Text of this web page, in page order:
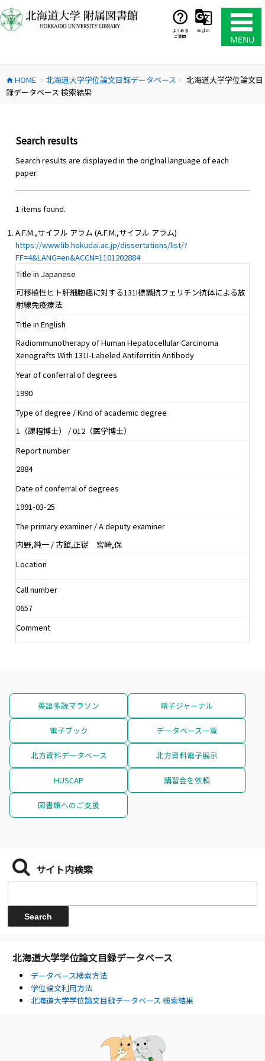
ン
テ
ス
キ
よくある
ご質問
English
home HOME chevron_right 北海道大学学位論文目録データベース chevron_right
北海道大学学位論文目
録データベース 検索結果
Search results
Search results are displayed in the origlnal language of each
paper.
1 items found.
A.F.M.,サイフル アラム (A.F.M.,サイフル アラム)
https://www.lib.hokudai.ac.jp/dissertations/list/?
FF=4&LANG=en&ACCN=1101202884
Title in Japanese
可移植性ヒト肝細胞癌に対する131I標識抗フェリチン抗体による放
射線免疫療法
Title in English
Radiommunotherapy of Human Hepatocellular Carcinoma
Xenografts With 131I-Labeled Antiferritin Antibody
Year of conferral of degrees
1990
Type of degree / Kind of academic degree
1（課程博士） / 012（医学博士）
Report number
2884
Date of conferral of degrees
1991-03-25
The primary examiner / A deputy examiner
内野,純一 / 古舘,正従 宮崎,保
Location
Call number
0657
Comment
英語多読マラソン 電子ジャーナル
電子ブック データベース一覧
北方資料データベース 北方資料電子展示
HUSCAP 講習会を依頼
図書館へのご支援
サイト内検索
北海道大学学位論文目録データベース
データベース検索方法
学位論文利用方法
北海道大学学位論文目録データベース 検索結果